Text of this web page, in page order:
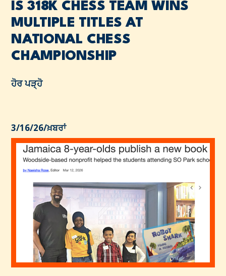
IS 318K CHESS TEAM WINS
MULTIPLE TITLES AT
NATIONAL CHESS
CHAMPIONSHIP
ਹੋਰ ਪੜ੍ਹੋ
3/16/26/ਖ਼ਬਰਾਂ